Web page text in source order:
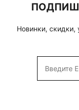
Новинки,